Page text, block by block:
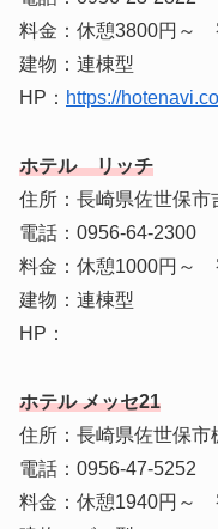
料金：休憩3800円～
建物：連棟型
HP： https://
ホテル リッチ
住所：長崎県佐世保市
電話：0956-64-2300
料金：休憩1000円～
建物：連棟型
HP：
ホテル メッセ21
住所：長崎県佐世保市
電話：0956-47-5252
料金：休憩1940円～